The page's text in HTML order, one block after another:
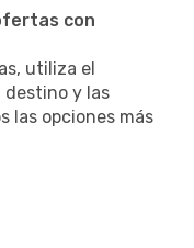
con
utiliza el
destino y las
las opciones más